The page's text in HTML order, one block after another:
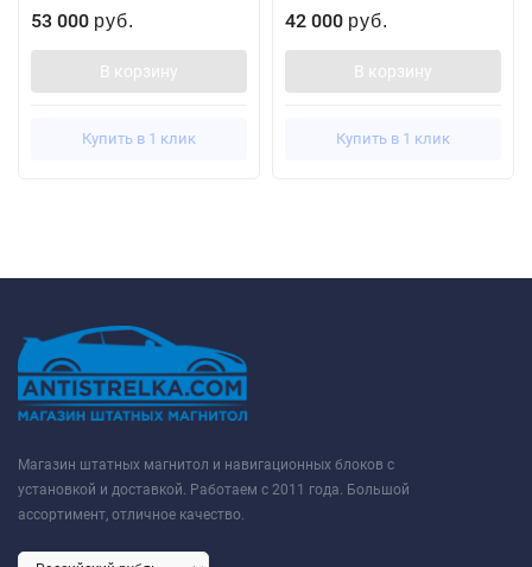
53 000 руб.
В корзину
Купить в 1 клик
42 000 руб.
В корзину
Купить в 1 клик
Магазин штатных магнитол и навигационных блоков с
установкой и доставкой. Работаем с 2011 года. Большой
ассортимент, отличное качество.